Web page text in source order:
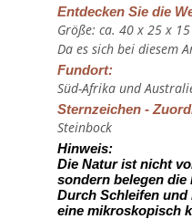
Entdecken Sie die
Größe: ca. 40 x 25 x
Da es sich bei diesem
Fundort:
Süd-Afrika und
Sternzeichen -
Steinbock
Hinweis:
Die Natur ist nicht
sondern belegen die
Durch Schleifen und
eine mikroskopisch